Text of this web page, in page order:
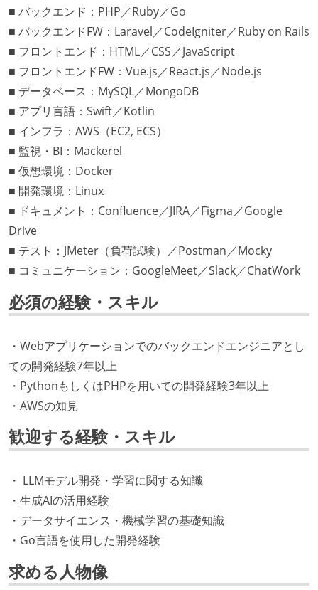
■ バックエンド：PHP／Ruby／Go
■ バックエンドFW：Laravel／CodeIgniter／Ruby on Rails
■ フロントエンド：HTML／CSS／JavaScript
■ フロントエンドFW：Vue.js／React.js／Node.js
■ データベース：MySQL／MongoDB
■ アプリ言語：Swift／Kotlin
■ インフラ：AWS（EC2, ECS）
■ 監視・BI：Mackerel
■ 仮想環境：Docker
■ 開発環境：Linux
■ ドキュメント：Confluence／JIRA／Figma／Google
Drive
■ テスト：JMeter（負荷試験）／Postman／Mocky
■ コミュニケーション：GoogleMeet／Slack／ChatWork
必須の経験・スキル
・Webアプリケーションでのバックエンドエンジニアとし
ての開発経験7年以上
・PythonもしくはPHPを用いての開発経験3年以上
・AWSの知見
歓迎する経験・スキル
・ LLMモデル開発・学習に関する知識
・生成AIの活用経験
・データサイエンス・機械学習の基礎知識
・Go言語を使用した開発経験
求める人物像